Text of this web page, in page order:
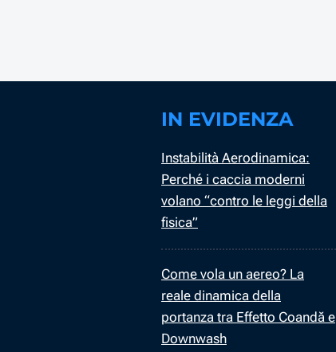
IN EVIDENZA
Instabilità Aerodinamica:
Perché i caccia moderni
volano “contro le leggi della
fisica”
Come vola un aereo? La
reale dinamica della
portanza tra Effetto Coandă e
Downwash